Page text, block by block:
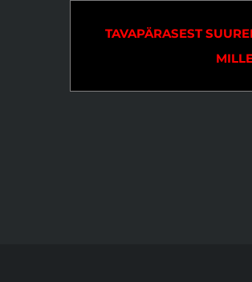
TAVAPÄRASEST